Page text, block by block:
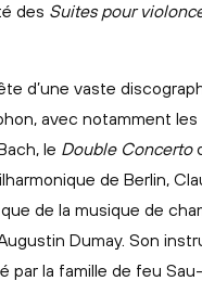
des Suites pour
d’une vaste
avec notamment les
le Double Concerto
de Berlin,
de la musique de
Dumay. Son
par la famille de feu Sau-